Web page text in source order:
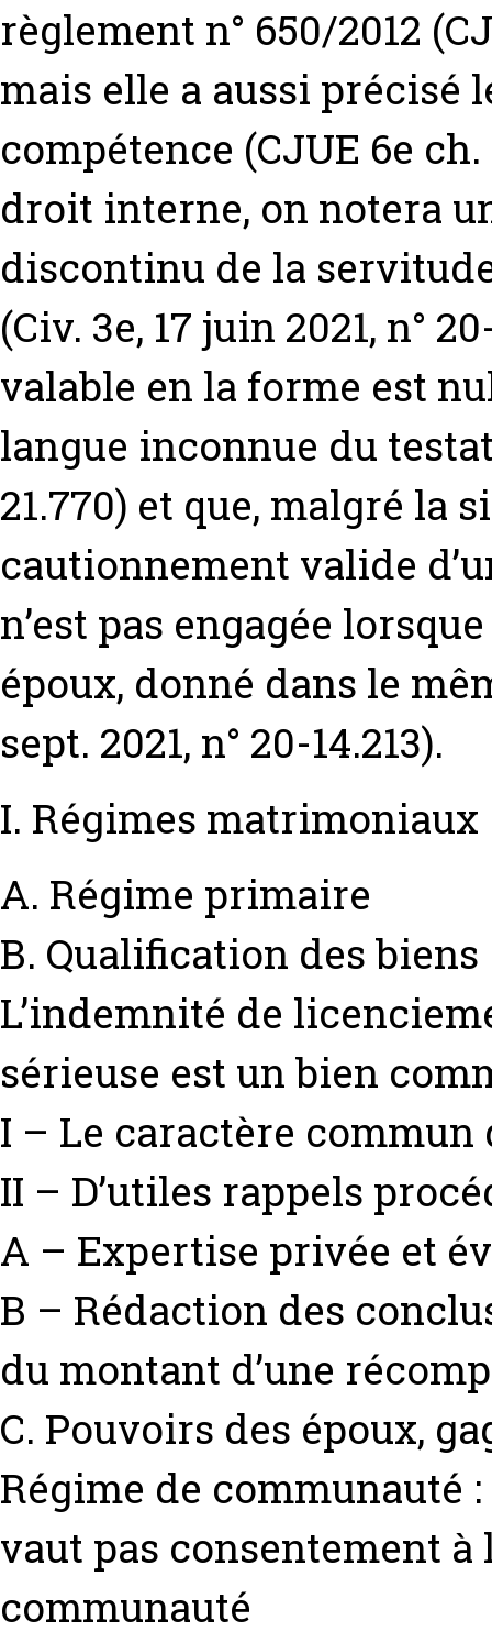
règlement n° 650/2012
mais elle a aussi précisé
compétence (CJUE 6e ch.
droit interne, on notera
discontinu de la
(Civ. 3e, 17 juin 2021, n°
valable en la forme est
langue inconnue du
21.770) et que, malgré la
cautionnement valide
n’est pas engagée
époux, donné dans le
sept. 2021, n° 20-14.213).
I. Régimes matrimoniaux
A. Régime primaire
B. Qualification des biens
L’indemnité de
sérieuse est un bien
I – Le caractère
II – D’utiles rappels
A – Expertise privée et
B – Rédaction des
du montant d’une
C. Pouvoirs des époux,
Régime de communauté
vaut pas consentement à
communauté